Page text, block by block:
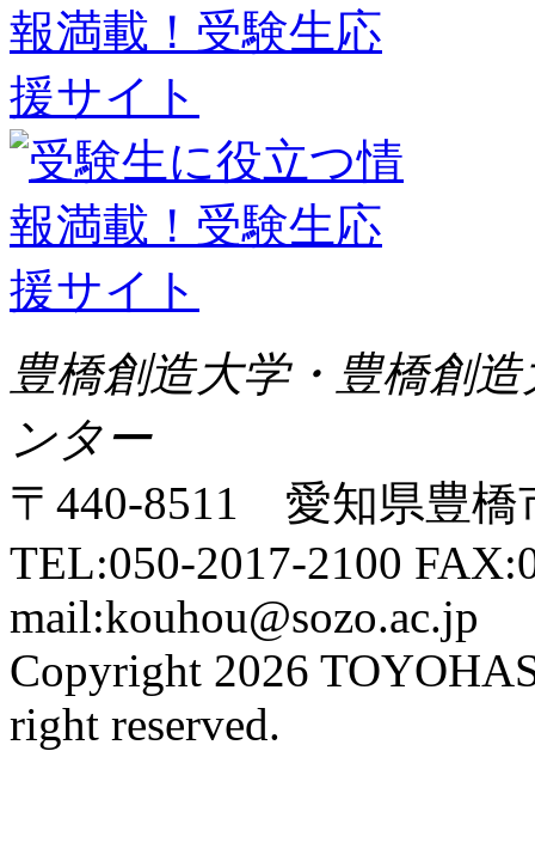
豊橋創造大学・豊橋創
ンター
〒440-8511 愛知県豊橋
TEL:050-2017-2100
mail:kouhou@sozo.ac.jp
Copyright 2026
right reserved.